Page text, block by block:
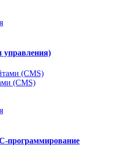
управления)
(CMS)
программирование